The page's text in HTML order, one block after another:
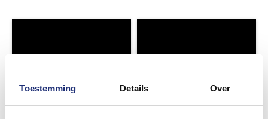
Toestemming Details Over